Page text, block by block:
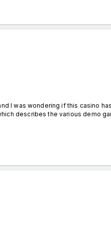
I was wondering if this casino
describes the various demo